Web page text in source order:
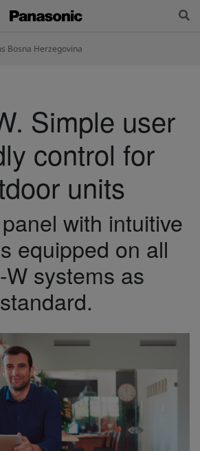
Bosna Herzegovina
Simple user
control for
units
with intuitive
equipped on all
W systems as
standard.